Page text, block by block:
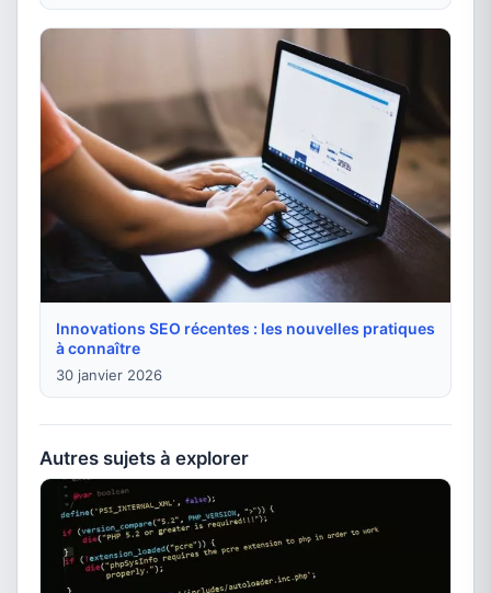
Innovations SEO récentes : les nouvelles pratiques
à connaître
30 janvier 2026
Autres sujets à explorer